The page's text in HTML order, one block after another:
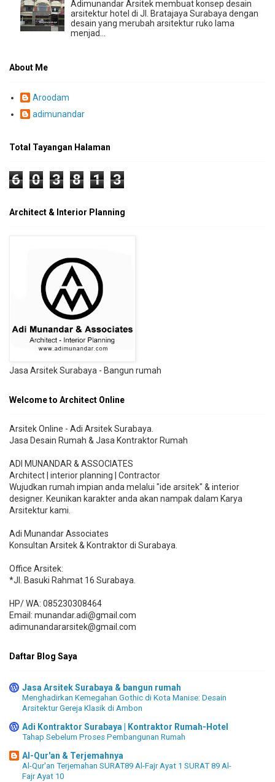
Adimunandar Arsitek membuat konsep desain
arsitektur hotel di Jl. Bratajaya Surabaya dengan
desain yang merubah arsitektur ruko lama
menjad...
About Me
Aroodam
adimunandar
Total Tayangan Halaman
6 0 3 8 1 3
Architect & Interior Planning
Jasa Arsitek Surabaya - Bangun rumah
Welcome to Architect Online
Arsitek Online - Adi Arsitek Surabaya.
Jasa Desain Rumah & Jasa Kontraktor Rumah
ADI MUNANDAR & ASSOCIATES
Architect | interior planning | Contractor
Wujudkan rumah impian anda melalui "ide arsitek" & interior
designer. Keunikan karakter anda akan nampak dalam Karya
Arsitektur kami.
Adi Munandar Associates
Konsultan Arsitek & Kontraktor di Surabaya.
Office Arsitek:
*Jl. Basuki Rahmat 16 Surabaya.
HP/ WA: 085230308464
Email: munandar.adi@gmail.com
adimunandararsitek@gmail.com
Daftar Blog Saya
Jasa Arsitek Surabaya & bangun rumah
Menghadirkan Kemegahan Gothic di Kota Manise: Desain
Arsitektur Gereja Klasik di Ambon
Adi Kontraktor Surabaya | Kontraktor Rumah-Hotel
Tahap Sebelum Proses Pembangunan Rumah
Al-Qur'an & Terjemahnya
Al-Qur'an Terjemahan SURAT89 Al-Fajr Ayat 1 SURAT 89 Al-
Fajr Ayat 10